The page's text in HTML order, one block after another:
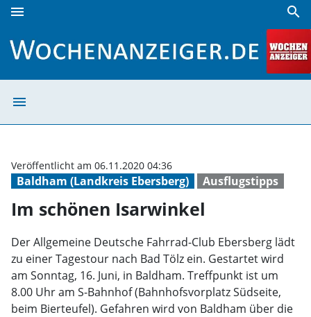
menu search
menu
Baldham (Landkreis Ebersberg) Ausflugstipps
Veröffentlicht am 06.11.2020 04:36
Im schönen Isarwinkel
Der Allgemeine Deutsche Fahrrad-Club Ebersberg lädt
zu einer Tagestour nach Bad Tölz ein. Gestartet wird
am Sonntag, 16. Juni, in Baldham. Treffpunkt ist um
8.00 Uhr am S-Bahnhof (Bahnhofsvorplatz Südseite,
beim Bierteufel). Gefahren wird von Baldham über die